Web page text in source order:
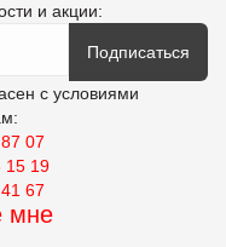
и акции:
Подписаться
с условиями
07
15 19‬
67
мне